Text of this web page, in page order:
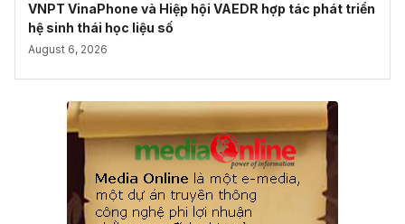
VNPT VinaPhone và Hiệp hội VAEDR hợp tác phát triển
hệ sinh thái học liệu số
August 6, 2026